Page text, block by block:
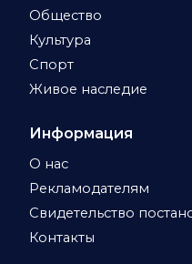
Общество
Культура
Спорт
Живое наследие
Информация
О нас
Рекламодателям
Свидетельство
Контакты